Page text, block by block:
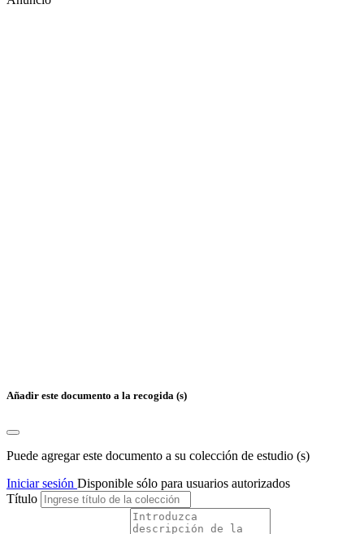
Añadir este documento a la recogida (s)
Puede agregar este documento a su colección de estudio (s)
Iniciar sesión Disponible sólo para usuarios autorizados
Título